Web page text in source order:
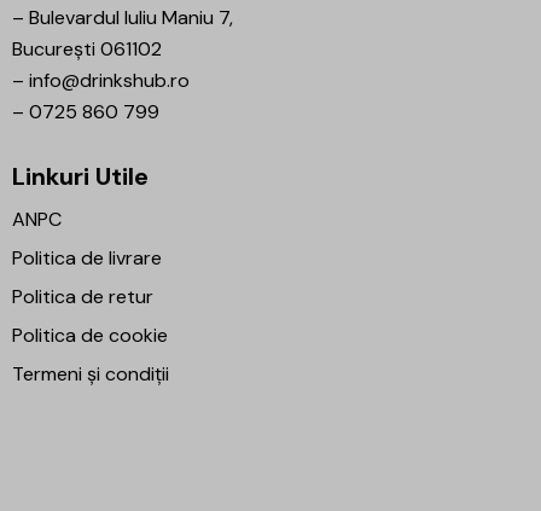
– Bulevardul Iuliu Maniu 7,
București 061102
– info@drinkshub.ro
– 0725 860 799
Linkuri Utile
ANPC
Politica de livrare
Politica de retur
Politica de cookie
Termeni și condiții